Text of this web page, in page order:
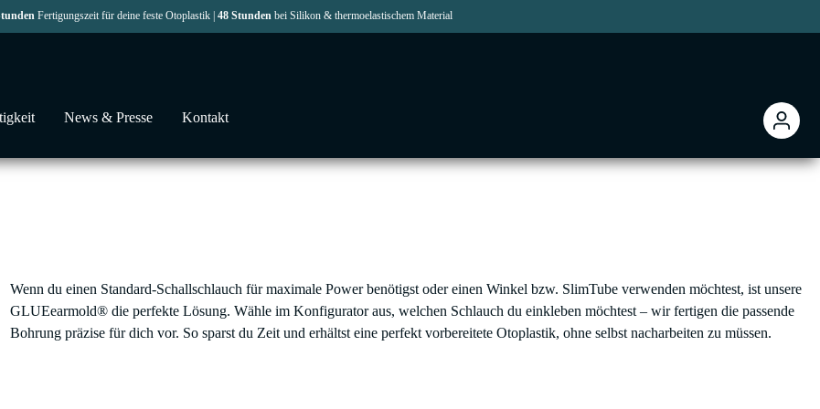
Fertigungszeit für deine feste Otoplastik | 48 Stunden bei Silikon & thermoelastischem Material
News & Presse Kontakt
Wenn du einen Standard-Schallschlauch für maximale Power benötigst oder einen Winkel bzw. SlimTube verwenden möchtest, ist unsere
GLUEearmold® die perfekte Lösung. Wähle im Konfigurator aus, welchen Schlauch du einkleben möchtest – wir fertigen die passende
Bohrung präzise für dich vor. So sparst du Zeit und erhältst eine perfekt vorbereitete Otoplastik, ohne selbst nacharbeiten zu müssen.